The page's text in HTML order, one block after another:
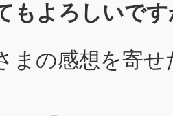
もよろしいで
まの感想を寄